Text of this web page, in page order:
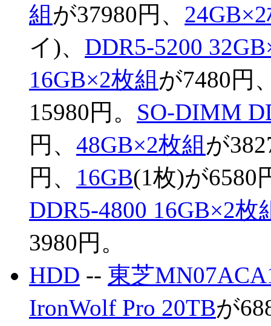
組が37980円、
イ)、 DDR5-5200
16GB×2枚組が7480円
15980円。 SO-DIMM
円、 48GB×2枚組が
円、 16GB(1枚)が6580
DDR5-4800 16GB×2枚
3980円。
HDD -- 東芝
IronWolf Pro 20TBが